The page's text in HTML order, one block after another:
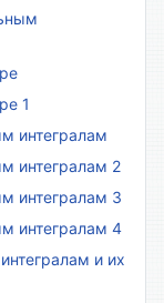
1
интегралам
интегралам 2
интегралам 3
интегралам 4
и их